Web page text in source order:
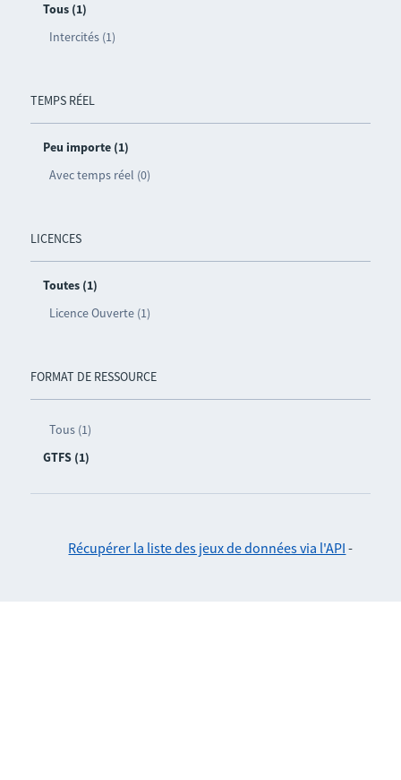
Tous (1)
Intercités (1)
TEMPS RÉEL
Peu importe (1)
Avec temps réel (0)
LICENCES
Toutes (1)
Licence Ouverte (1)
FORMAT DE RESSOURCE
Tous (1)
GTFS (1)
Récupérer la liste des jeux de données via l'API -